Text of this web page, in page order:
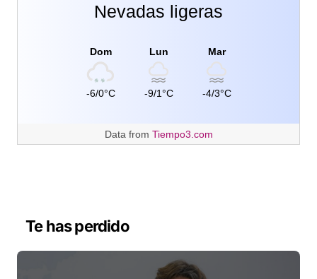
Nevadas ligeras
Dom
-6/0°C
Lun
-9/1°C
Mar
-4/3°C
Data from Tiempo3.com
Te has perdido